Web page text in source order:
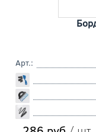
Арт.: